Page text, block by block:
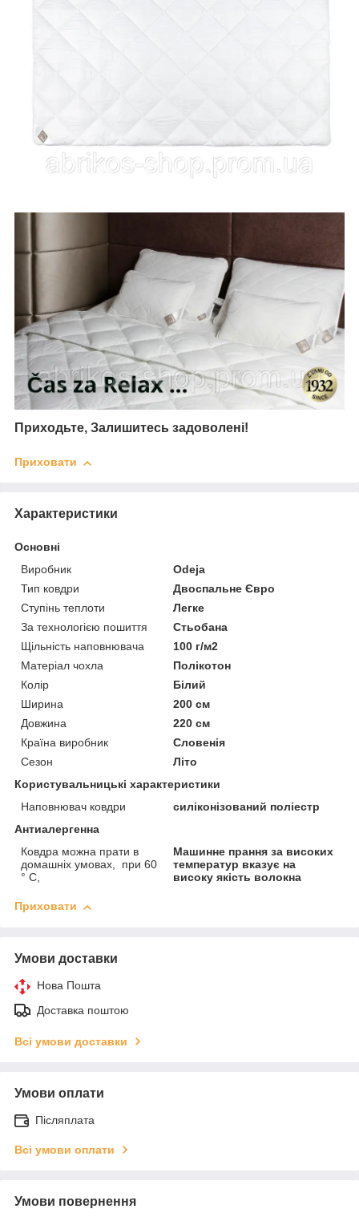
Приходьте, Залишитесь задоволені!
Приховати
Характеристики
Основні
Виробник
Odeja
Тип ковдри
Двоспальне Євро
Ступінь теплоти
Легке
За технологією пошиття
Стьобана
Щільність наповнювача
100 г/м2
Матеріал чохла
Полікотон
Колір
Білий
Ширина
200 см
Довжина
220 см
Країна виробник
Словенія
Сезон
Літо
Користувальницькі характеристики
Наповнювач ковдри
силіконізований поліестр
Антиалергенна
Ковдра можна прати в
домашніх умовах, при 60
° С,
Машинне прання за високих
температур вказує на
високу якість волокна
Приховати
Умови доставки
Нова Пошта
Доставка поштою
Всі умови доставки
Умови оплати
Післяплата
Всі умови оплати
Умови повернення